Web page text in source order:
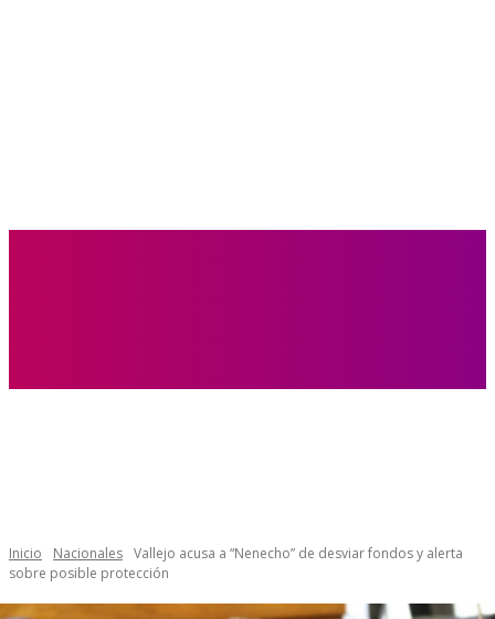
Inicio Nacionales Vallejo acusa a “Nenecho” de desviar fondos y alerta
sobre posible protección